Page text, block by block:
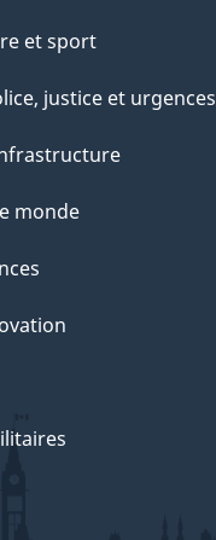
et sport
justice et urgences
monde